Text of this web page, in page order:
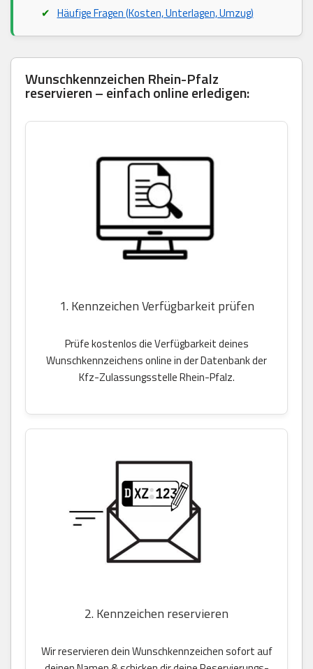
Häufige Fragen (Kosten, Unterlagen, Umzug)
Wunschkennzeichen Rhein-Pfalz
reservieren – einfach online erledigen:
1. Kennzeichen Verfügbarkeit prüfen
Prüfe kostenlos die Verfügbarkeit deines
Wunschkennzeichens online in der Datenbank der
Kfz-Zulassungsstelle Rhein-Pfalz.
2. Kennzeichen reservieren
Wir reservieren dein Wunschkennzeichen sofort auf